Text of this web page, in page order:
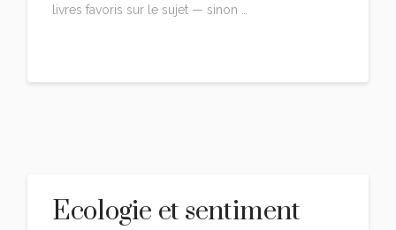
livres favoris sur le sujet — sinon …
Ecologie et sentiment